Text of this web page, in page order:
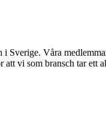
Sverige. Våra
vi som bransch tar ett